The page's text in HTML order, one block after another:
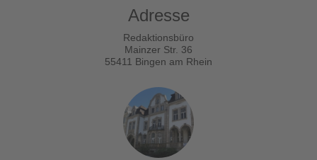
Adresse
Redaktionsbüro
Mainzer Str. 36
55411 Bingen am Rhein